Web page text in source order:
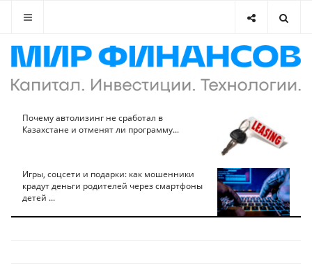
Почему автолизинг не сработал в
Казахстане и отменят ли программу...
Игры, соцсети и подарки: как мошенники
крадут деньги родителей через смартфоны
детей ...